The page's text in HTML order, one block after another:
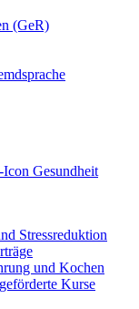
(GeR)
Stressreduktion
und Kochen
Kurse